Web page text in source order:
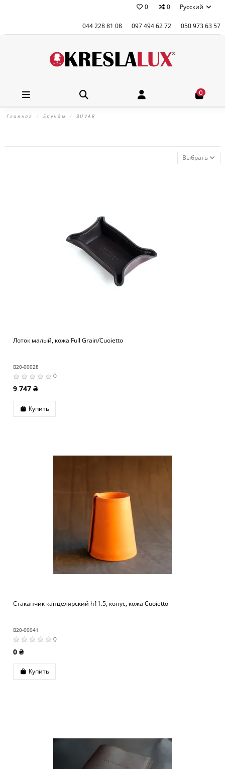
0 0 Русский
044 228 81 08 097 494 62 72 050 973 63 57
0
Главная Бренды BUVAR
Выбрать
Лоток малый, кожа Full Grain/Cuoietto
B20-00028
0
9 747 ₴
Купить
Стаканчик канцелярский h11.5, конус, кожа Cuoietto
B20-00041
0
0 ₴
Купить